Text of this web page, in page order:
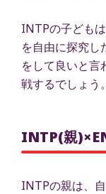
INTPの子ども
を自由に探究し
をして良いと言
戦するでしょう。
INTP(親
INTPの親は、